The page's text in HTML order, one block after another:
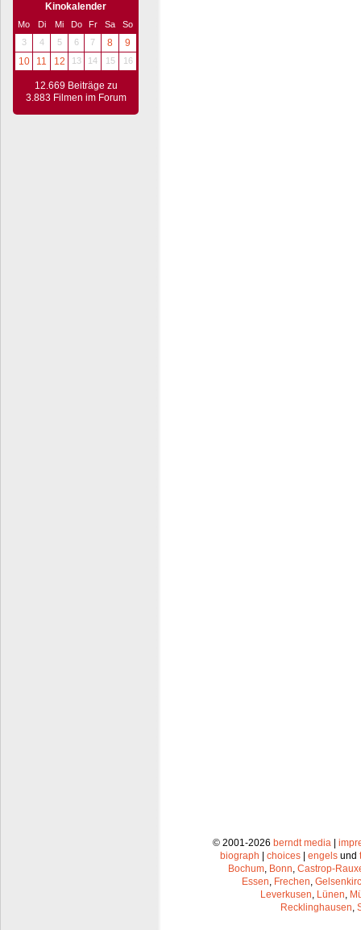
Kinokalender
Mo Di Mi Do Fr Sa
So
3
4 5 6 7 8
9
10
11 12 13 14 15 16
12.669 Beiträge zu
3.883 Filmen im Forum
© 2001-2026 berndt media |
biograph | choices | engels und
Bochum Bonn Castrop-
Essen Frechen
Leverkusen Lünen
Recklinghausen